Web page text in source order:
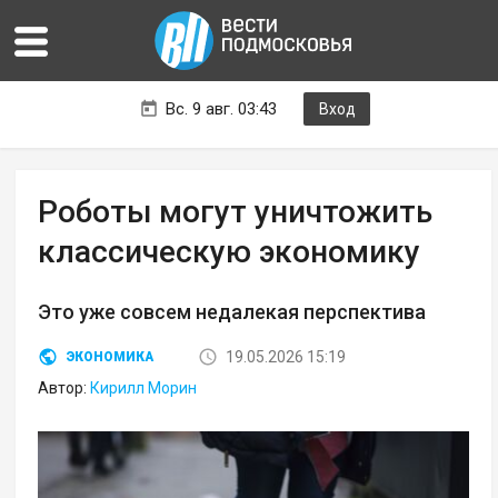
Вс. 9 авг. 03:43 Вход
Роботы могут уничтожить
классическую экономику
Это уже совсем недалекая перспектива
ЭКОНОМИКА
19.05.2026 15:19
Автор: Кирилл Морин